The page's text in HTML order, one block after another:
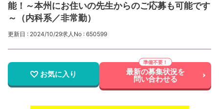
能！～本州にお住いの先生からのご応募も可能です
～（内科系／非常勤）
更新日 : 2024/10/29求人No : 650599
お気に入り 最新の募集状況を
問い合わせる